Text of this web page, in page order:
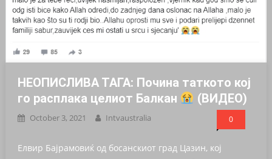
НЕОПИСЛИВА ТАГА: Почина таткото кој
го расплака целиот Балкан
(ВИДЕО)
October 3, 2021 Intvaustralia 0
Елвир Бајрамовиќ од босанскиот град Цазин, кој